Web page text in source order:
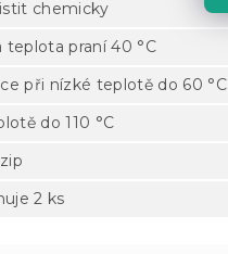
chemicky
teplota praní 40 °C
při nízké teplotě do 60 °C
do 110 °C
2 ks